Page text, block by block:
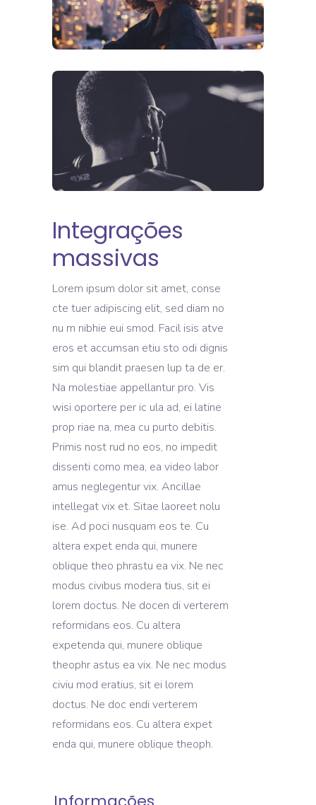
Integrações
massivas
Lorem ipsum dolor sit amet, conse
cte tuer adipiscing elit, sed diam no
nu m nibhie eui smod. Facil isis atve
eros et accumsan etiu sto odi dignis
sim qui blandit praesen lup ta de er.
Na molestiae appellantur pro. Vis
wisi oportere per ic ula ad, ei latine
prop riae na, mea cu purto debitis.
Primis nost rud no eos, no impedit
dissenti como mea, ea video labor
amus neglegentur vix. Ancillae
intellegat vix et. Sitae laoreet nolu
ise. Ad poci nusquam eos te. Cu
altera expet enda qui, munere
oblique theo phrastu ea vix. Ne nec
modus civibus modera tius, sit ei
lorem doctus. Ne docen di verterem
reformidans eos. Cu altera
expetenda qui, munere oblique
theophr astus ea vix. Ne nec modus
civiu mod eratius, sit ei lorem
doctus. Ne doc endi verterem
reformidans eos. Cu altera expet
enda qui, munere oblique theoph.